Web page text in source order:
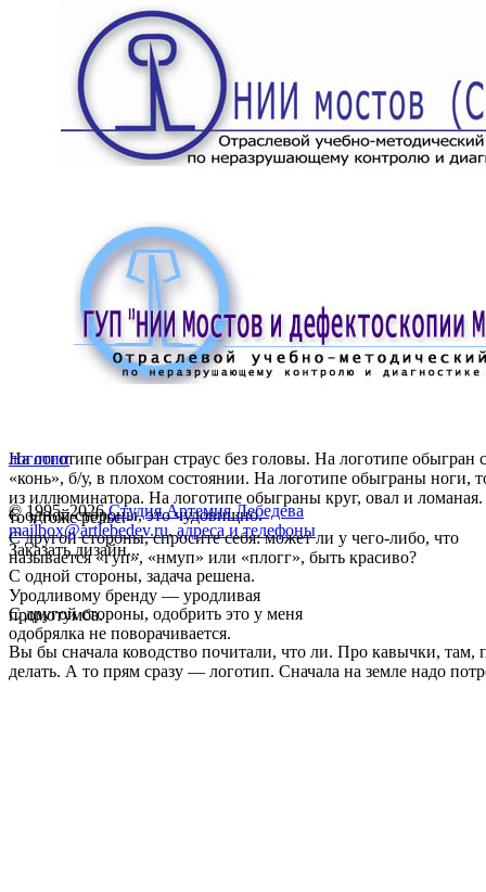
На логотипе обыгран страус без головы. На логотипе обыгран
«конь», б/у, в плохом состоянии. На логотипе обыграны ноги,
из иллюминатора. На логотипе обыграны круг, овал и ломаная.
то я тоже рельс.
С одной стороны, это чудовищно.
С другой стороны, спросите себя: может ли у чего-либо, что
называется «гуп», «нмуп» или «плогг», быть красиво?
С одной стороны, задача решена.
Уродливому бренду — уродливая
промотумба.
С другой стороны, одобрить это у меня
одобрялка не поворачивается.
Вы бы сначала ководство почитали, что ли. Про кавычки, там,
делать. А то прям сразу — логотип. Сначала на земле надо
логотип
© 1995–2026 Студия Артемия Лебедева
mailbox@artlebedev.ru, адреса и телефоны
Заказать дизайн...